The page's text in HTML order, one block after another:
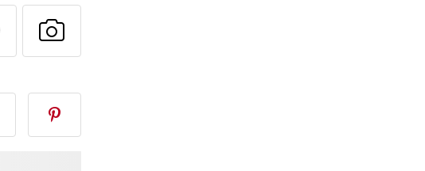
recette à un ami
cette page
Poser une question à l'auteur
Publier votre photo de cette